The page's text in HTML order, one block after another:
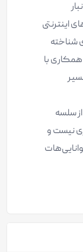
اینترنتی
شناخته
با
سلسه
نیست و